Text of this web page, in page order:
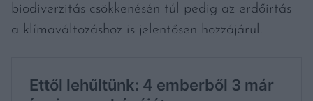
biodiverzitás csökkenésén túl pedig az erdőirtás
a klímaváltozáshoz is jelentősen hozzájárul.